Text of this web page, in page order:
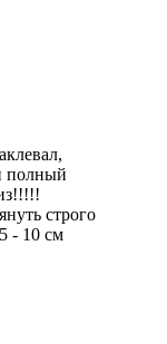
полный
строго
- 10 см